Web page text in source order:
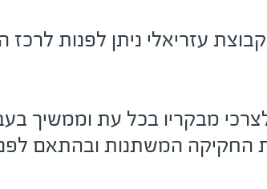
עזריאלי ניתן לפנות
לצרכי מבקריו בכל עת וממשיך
המשתנות ובהתאם